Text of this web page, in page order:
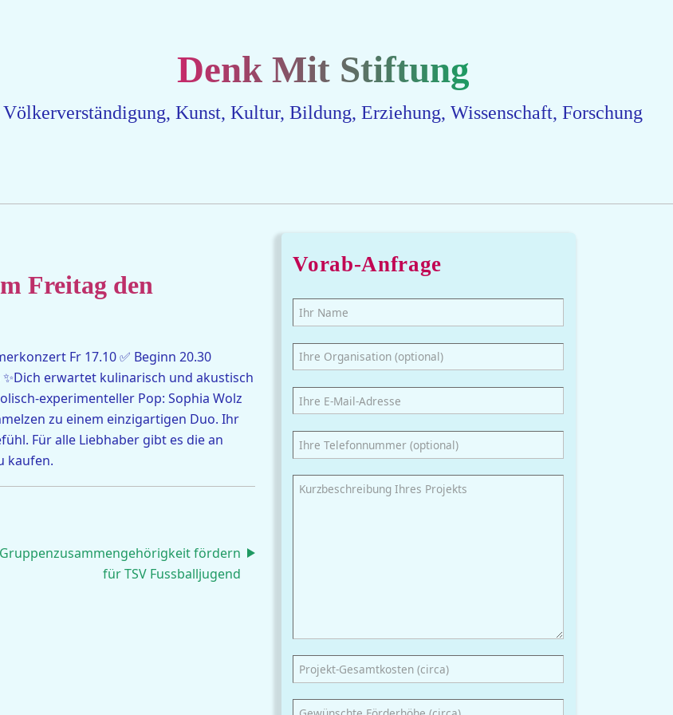
Denk Mit Stiftung
Völkerverständigung, Kunst, Kultur, Bildung, Erziehung, Wissenschaft, Forschung
Freitag den
Fr 17.10 ✅ Beginn 20.30
erwartet kulinarisch und akustisch
experimenteller Pop: Sophia Wolz
zu einem einzigartigen Duo. Ihr
Für alle Liebhaber gibt es die an
kaufen.
Gruppenzusammengehörigkeit fördern
für TSV Fussballjugend
Vorab-Anfrage